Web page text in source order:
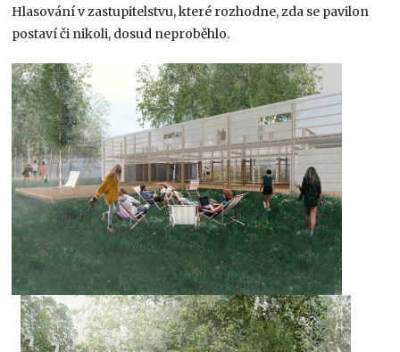
Hlasování v zastupitelstvu, které rozhodne, zda se pavilon
postaví či nikoli, dosud neproběhlo.